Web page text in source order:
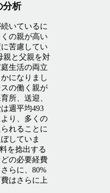
分析
いているに
の親が高い
苦慮してい
親と父親を対
生活の両立
になりまし
の働く親が
所、送迎、
週平均493
り、多くの
れることに
していま
を捻出する
の必要経費
らに、80%
はさらに上